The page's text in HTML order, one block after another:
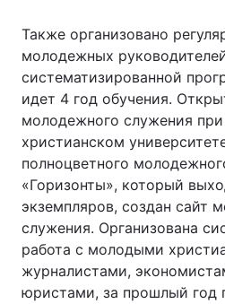
Также организовано
молодежных
систематизированной
идет 4 год обучения.
молодежного служения
христианском
полноцветного
«Горизонты», который
экземпляров, создан сайт
служения. Организована
работа с молодыми
журналистами,
юристами, за прошлый год